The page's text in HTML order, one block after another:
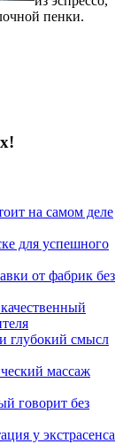
пенки.
на самом деле
для успешного
от фабрик без
глубокий смысл
массаж
говорит без
у экстрасенса